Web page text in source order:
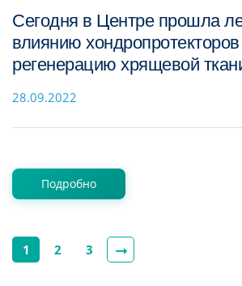
Сегодня в Центре прошла
влиянию
регенерацию хрящевой
28.09.2022
Подробно
1 2 3